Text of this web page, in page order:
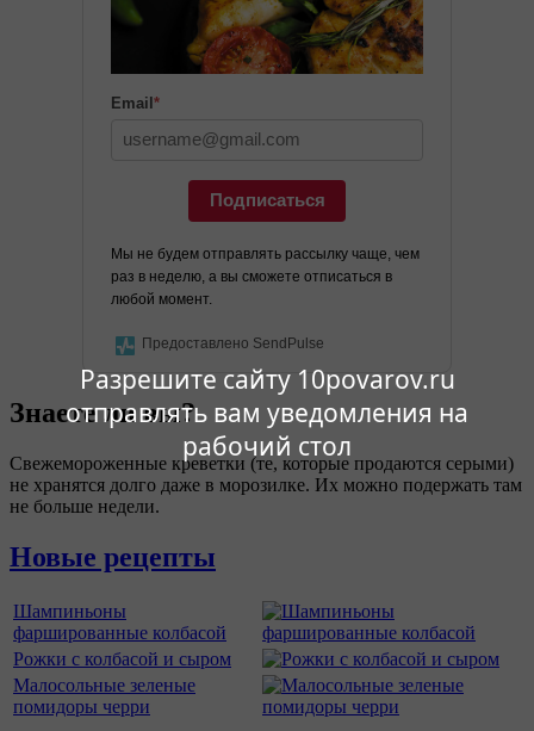
Разрешите сайту 10povarov.ru
отправлять вам уведомления на
рабочий стол
Email *
Подписаться
Мы не будем отправлять рассылку чаще, чем
раз в неделю, а вы сможете отписаться в
любой момент.
Предоставлено SendPulse
Знаете ли вы?
Свежемороженные креветки (те, которые продаются серыми)
не хранятся долго даже в морозилке. Их можно подержать там
не больше недели.
Новые рецепты
Шампиньоны
фаршированные колбасой
Рожки с колбасой и сыром
Малосольные зеленые
помидоры черри